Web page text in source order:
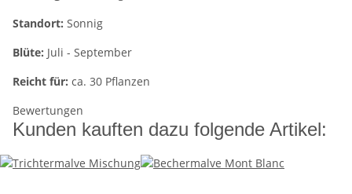
Standort: Sonnig
Blüte: Juli - September
Reicht für: ca. 30 Pflanzen
Bewertungen
Kunden kauften dazu folgende Artikel: